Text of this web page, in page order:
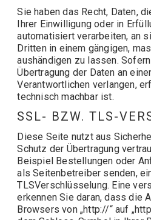
Sie haben das Recht, Daten,
Ihrer Einwilligung oder in
automatisiert verarbeiten, an
Dritten in einem gängigen,
aushändigen zu lassen.
Übertragung der Daten an
Verantwortlichen verlangen,
technisch machbar ist.
SSL- BZW. TLS-
Diese Seite nutzt aus
Schutz der Übertragung
Beispiel Bestellungen oder
als Seitenbetreiber senden,
TLSVerschlüsselung. Eine
erkennen Sie daran, dass die
Browsers von „http://“ auf